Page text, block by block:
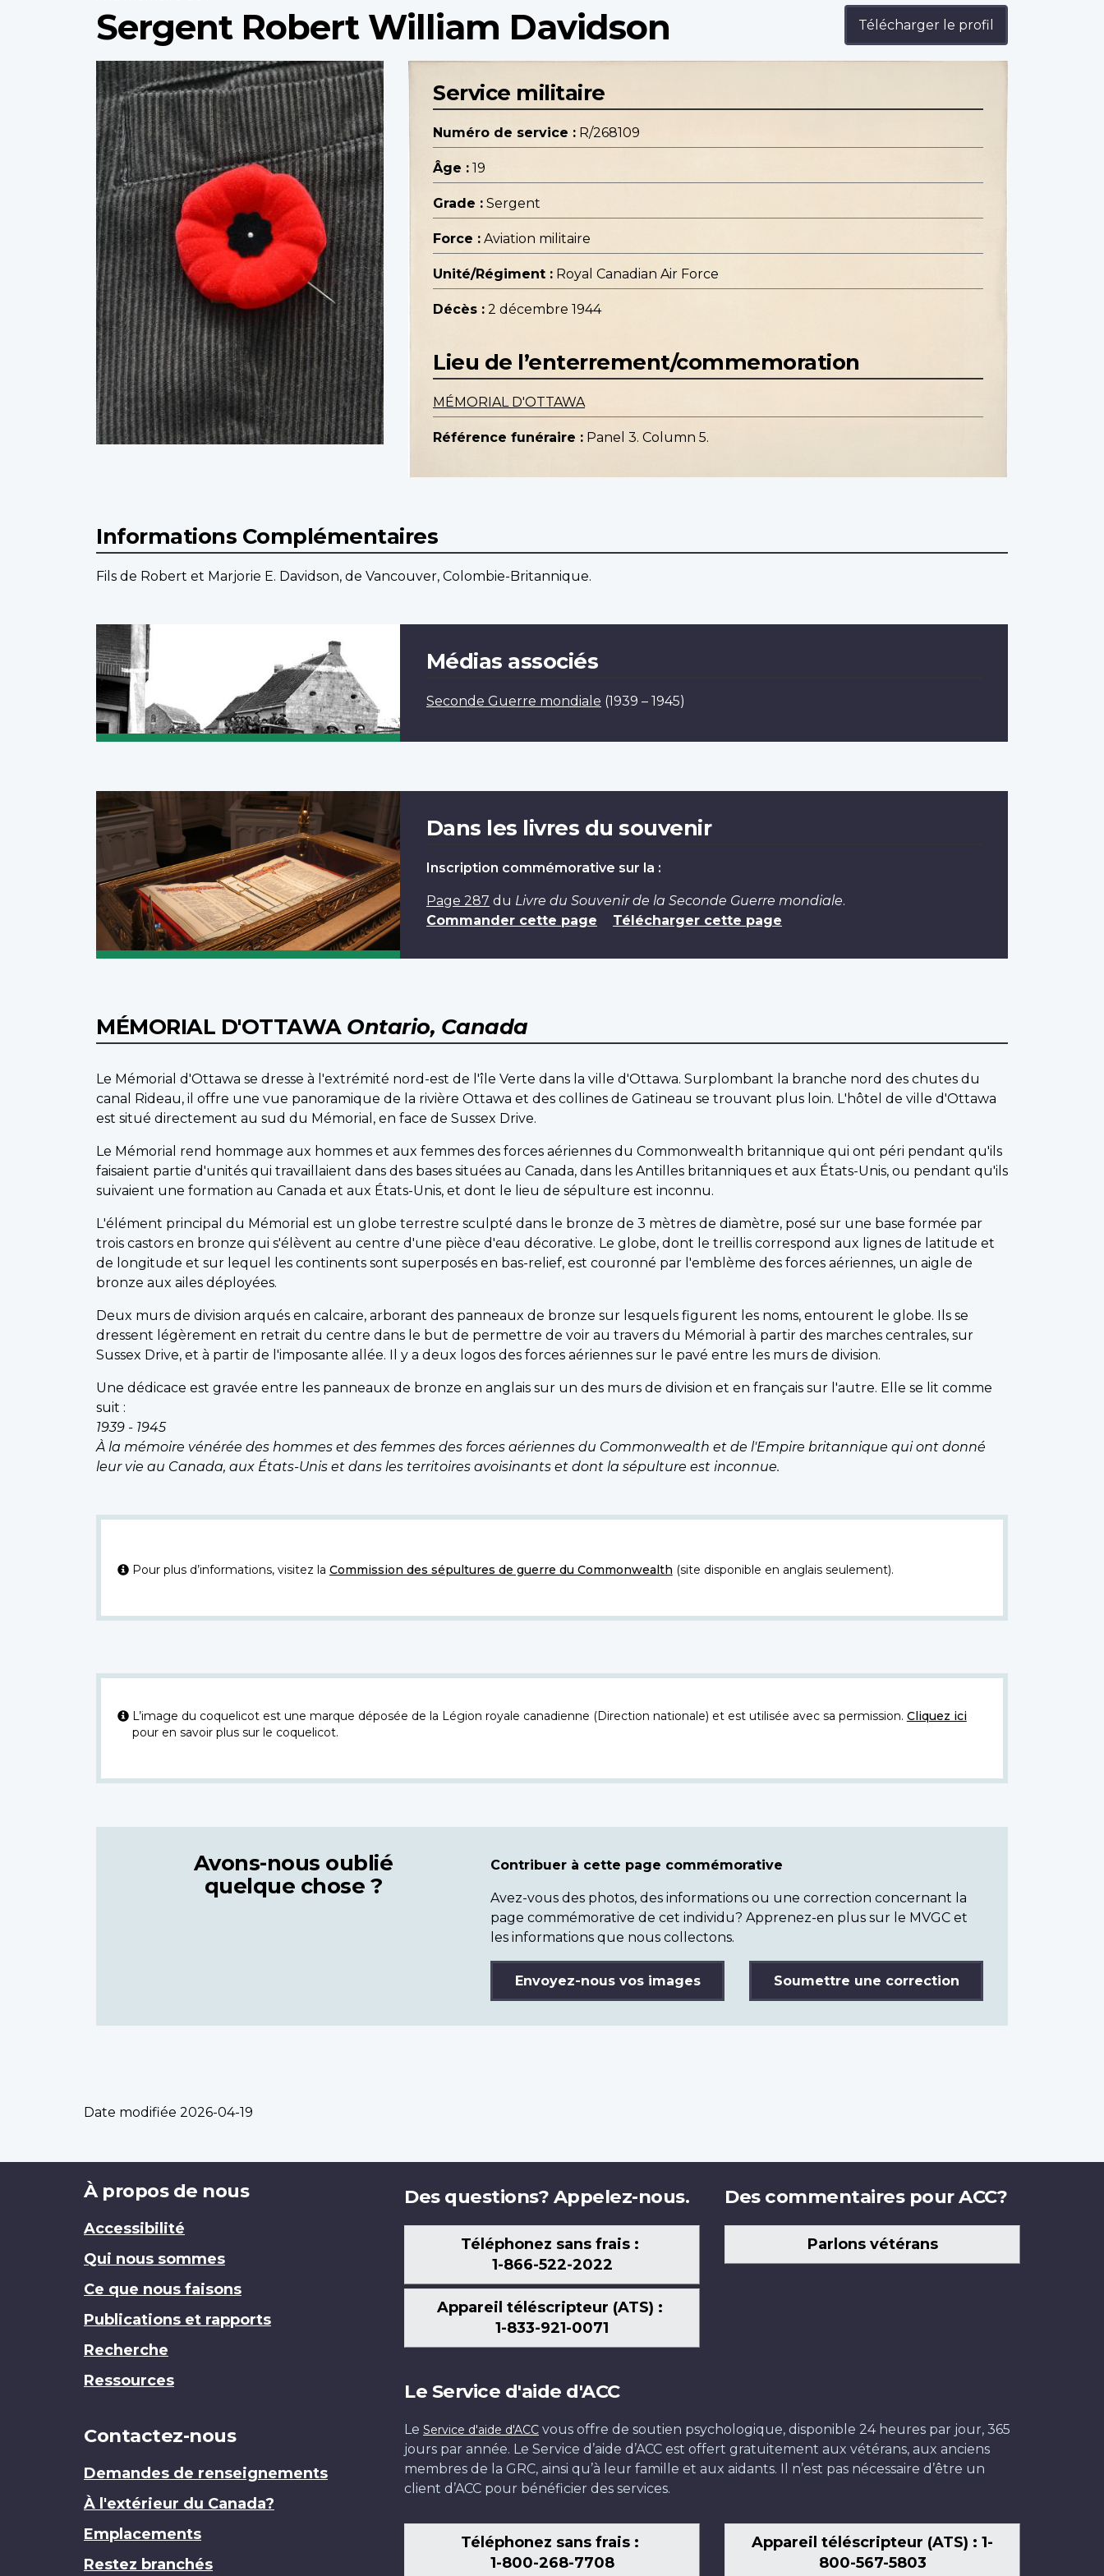
Sergent Robert William Davidson Télécharger le profil
Profile
image
Service militaire
Numéro de service : R/268109
Âge : 19
Grade : Sergent
Force : Aviation militaire
Unité/Régiment : Royal Canadian Air Force
Décès : 2 décembre 1944
Lieu de l’enterrement/commemoration
MÉMORIAL D'OTTAWA
Référence funéraire : Panel 3. Column 5.
Informations Complémentaires
Fils de Robert et Marjorie E. Davidson, de Vancouver, Colombie-Britannique.
Médias associés
Seconde Guerre mondiale (1939 – 1945)
Dans les livres du souvenir
Inscription commémorative sur la :
Page 287 du Livre du Souvenir de la Seconde Guerre mondiale.
Commander cette page
Télécharger cette page
MÉMORIAL D'OTTAWA Ontario, Canada
Le Mémorial d'Ottawa se dresse à l'extrémité nord-est de l'île Verte dans la ville d'Ottawa. Surplombant la branche nord des chutes du
canal Rideau, il offre une vue panoramique de la rivière Ottawa et des collines de Gatineau se trouvant plus loin. L'hôtel de ville d'Ottawa
est situé directement au sud du Mémorial, en face de Sussex Drive.
Le Mémorial rend hommage aux hommes et aux femmes des forces aériennes du Commonwealth britannique qui ont péri pendant qu'ils
faisaient partie d'unités qui travaillaient dans des bases situées au Canada, dans les Antilles britanniques et aux États-Unis, ou pendant qu'ils
suivaient une formation au Canada et aux États-Unis, et dont le lieu de sépulture est inconnu.
L'élément principal du Mémorial est un globe terrestre sculpté dans le bronze de 3 mètres de diamètre, posé sur une base formée par
trois castors en bronze qui s'élèvent au centre d'une pièce d'eau décorative. Le globe, dont le treillis correspond aux lignes de latitude et
de longitude et sur lequel les continents sont superposés en bas-relief, est couronné par l'emblème des forces aériennes, un aigle de
bronze aux ailes déployées.
Deux murs de division arqués en calcaire, arborant des panneaux de bronze sur lesquels figurent les noms, entourent le globe. Ils se
dressent légèrement en retrait du centre dans le but de permettre de voir au travers du Mémorial à partir des marches centrales, sur
Sussex Drive, et à partir de l'imposante allée. Il y a deux logos des forces aériennes sur le pavé entre les murs de division.
Une dédicace est gravée entre les panneaux de bronze en anglais sur un des murs de division et en français sur l'autre. Elle se lit comme
suit :
1939 - 1945
À la mémoire vénérée des hommes et des femmes des forces aériennes du Commonwealth et de l'Empire britannique qui ont donné
leur vie au Canada, aux États-Unis et dans les territoires avoisinants et dont la sépulture est inconnue.
Pour plus d’informations, visitez la Commission des sépultures de guerre du Commonwealth (site disponible en anglais seulement).
L’image du coquelicot est une marque déposée de la Légion royale canadienne (Direction nationale) et est utilisée avec sa permission. Cliquez ici
pour en savoir plus sur le coquelicot.
Avons-nous oublié
quelque chose ?
Contribuer à cette page commémorative
Avez-vous des photos, des informations ou une correction concernant la
page commémorative de cet individu? Apprenez-en plus sur le MVGC et
les informations que nous collectons.
Envoyez-nous vos images Soumettre une correction
Date modifiée 2026-04-19
Brand
À propos de nous
Accessibilité
Qui nous sommes
Ce que nous faisons
Publications et rapports
Recherche
Ressources
Contactez-nous
Demandes de renseignements
À l'extérieur du Canada?
Emplacements
Restez branchés
Des questions? Appelez-nous.
Téléphonez sans frais :
1-866-522-2022
Appareil téléscripteur (ATS) :
1-833-921-0071
Des commentaires pour ACC?
Parlons vétérans
Le Service d'aide d'ACC
Le Service d'aide d'ACC vous offre de soutien psychologique, disponible 24 heures par jour, 365
jours par année. Le Service d’aide d’ACC est offert gratuitement aux vétérans, aux anciens
membres de la GRC, ainsi qu’à leur famille et aux aidants. Il n’est pas nécessaire d’être un
client d’ACC pour bénéficier des services.
Téléphonez sans frais :
1-800-268-7708
Appareil téléscripteur (ATS) : 1-
800-567-5803